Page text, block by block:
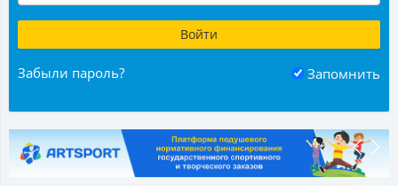
Забыли пароль? Запомнить